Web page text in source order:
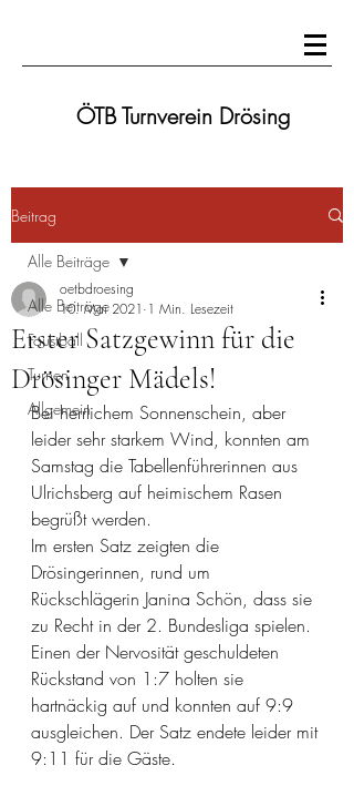
ÖTB Turnverein Drösing
Beitrag
Alle Beiträge
Faustball
Turnen
Allgemein
Alle Beiträge
Erster Satzgewinn für die
Drösinger Mädels!
oetbdroesing
10. Mai 2021 1 Min. Lesezeit
Bei herrlichem Sonnenschein, aber
leider sehr starkem Wind, konnten am
Samstag die Tabellenführerinnen aus
Ulrichsberg auf heimischem Rasen
begrüßt werden.
Im ersten Satz zeigten die
Drösingerinnen, rund um
Rückschlägerin Janina Schön, dass sie
zu Recht in der 2. Bundesliga spielen.
Einen der Nervosität geschuldeten
Rückstand von 1:7 holten sie
hartnäckig auf und konnten auf 9:9
ausgleichen. Der Satz endete leider mit
9:11 für die Gäste.